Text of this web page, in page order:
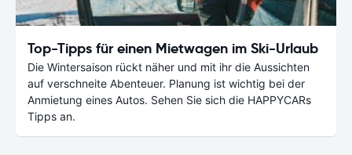
Top-Tipps für einen Mietwagen im Ski-Urlaub
Die Wintersaison rückt näher und mit ihr die Aussichten
auf verschneite Abenteuer. Planung ist wichtig bei der
Anmietung eines Autos. Sehen Sie sich die HAPPYCARs
Tipps an.